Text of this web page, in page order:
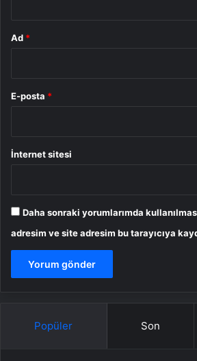
Ad *
E-posta *
İnternet sitesi
Daha sonraki yorumlarımda
adresim ve site adresim bu tarayıcıya
Popüler Son